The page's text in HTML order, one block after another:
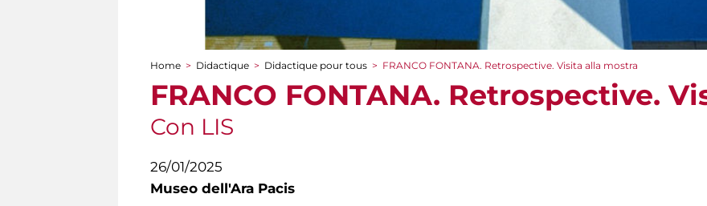
You are here
Home > Didactique > Didactique pour tous > FRANCO FONTANA. Retrospective. Visita alla mostra
FRANCO FONTANA. Retrospective.
Con LIS
26/01/2025
Museo dell'Ara Pacis